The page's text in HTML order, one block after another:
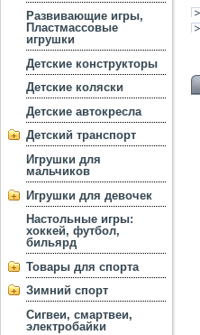
Развивающие игры,
Пластмассовые
игрушки
Детские конструкторы
Детские коляски
Детские автокресла
Детский транспорт
Игрушки для
мальчиков
Игрушки для девочек
Настольные игры:
хоккей, футбол,
бильярд
Товары для спорта
Зимний спорт
Сигвеи, смартвеи,
электробайки